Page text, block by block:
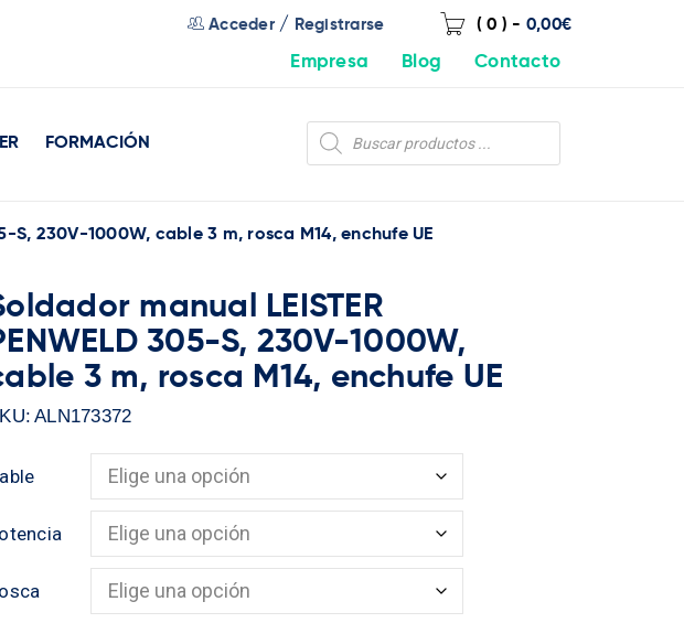
( 0 ) - 0,00€
Acceder/ Registrarse
Empresa Blog Contacto
FORMACIÓN
S, 230V-1000W, cable 3 m, rosca M14, enchufe UE
manual LEISTER
305-S, 230V-1000W,
3 m, rosca M14, enchufe UE
ALN173372